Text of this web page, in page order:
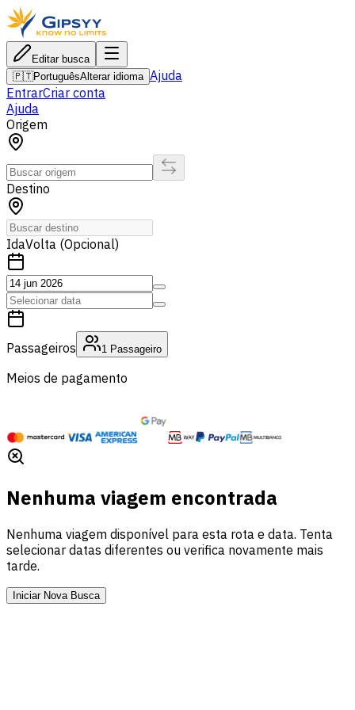
Editar busca
🇵🇹PortuguêsAlterar idioma Ajuda
EntrarCriar conta
Ajuda
Origem
Destino
IdaVolta (Opcional)
Passageiros 1 Passageiro
Meios de pagamento
Nenhuma viagem encontrada
Nenhuma viagem disponível para esta rota e data. Tenta
selecionar datas diferentes ou verifica novamente mais
tarde.
Iniciar Nova Busca